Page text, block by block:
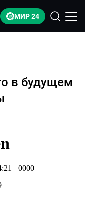
МИР 24
в будущем